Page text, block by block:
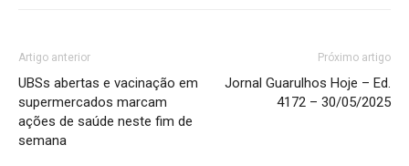
Artigo anterior
UBSs abertas e vacinação em
supermercados marcam
ações de saúde neste fim de
semana
Próximo artigo
Jornal Guarulhos Hoje – Ed.
4172 – 30/05/2025